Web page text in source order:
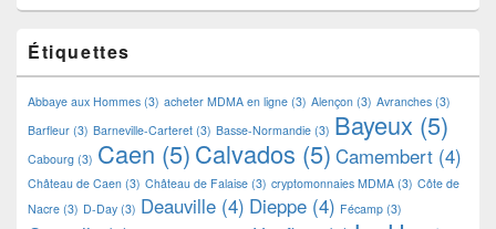
Étiquettes
Abbaye aux Hommes (3) acheter MDMA en ligne (3) Alençon (3) Avranches (3)
Barfleur (3) Barneville-Carteret (3) Basse-Normandie (3) Bayeux (5)
Cabourg (3) Caen (5)Calvados (5) Camembert (4)
Château de Caen (3) Château de Falaise (3) cryptomonnaies MDMA (3) Côte de
Nacre (3) D-Day (3) Deauville (4) Dieppe (4) Fécamp (3)